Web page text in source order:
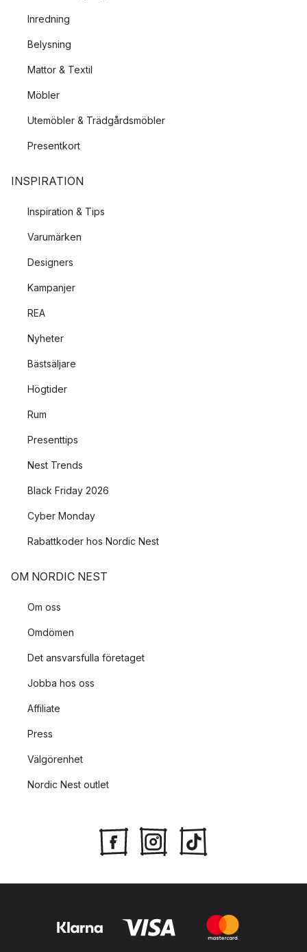
Inredning
Belysning
Mattor & Textil
Möbler
Utemöbler & Trädgårdsmöbler
Presentkort
INSPIRATION
Inspiration & Tips
Varumärken
Designers
Kampanjer
REA
Nyheter
Bästsäljare
Högtider
Rum
Presenttips
Nest Trends
Black Friday 2026
Cyber Monday
Rabattkoder hos Nordic Nest
OM NORDIC NEST
Om oss
Omdömen
Det ansvarsfulla företaget
Jobba hos oss
Affiliate
Press
Välgörenhet
Nordic Nest outlet